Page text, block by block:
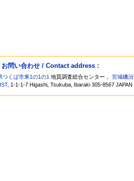
お問い合わせ / Contact address :
つくば市東1の1の1 地質調査総合センター，宮城磯治
, 1-1-1-7 Higashi, Tsukuba, Ibaraki 305-8567 JAPAN